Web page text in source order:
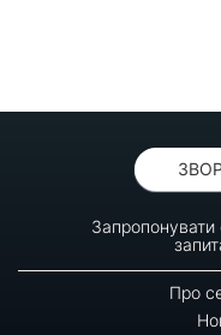
Запропонувати
Про